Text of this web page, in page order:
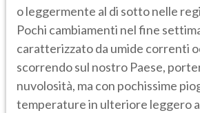
o leggermente al di sotto nelle
Pochi cambiamenti nel fine
caratterizzato da umide correnti
scorrendo sul nostro Paese,
nuvolosità, ma con pochissime
temperature in ulteriore leggero